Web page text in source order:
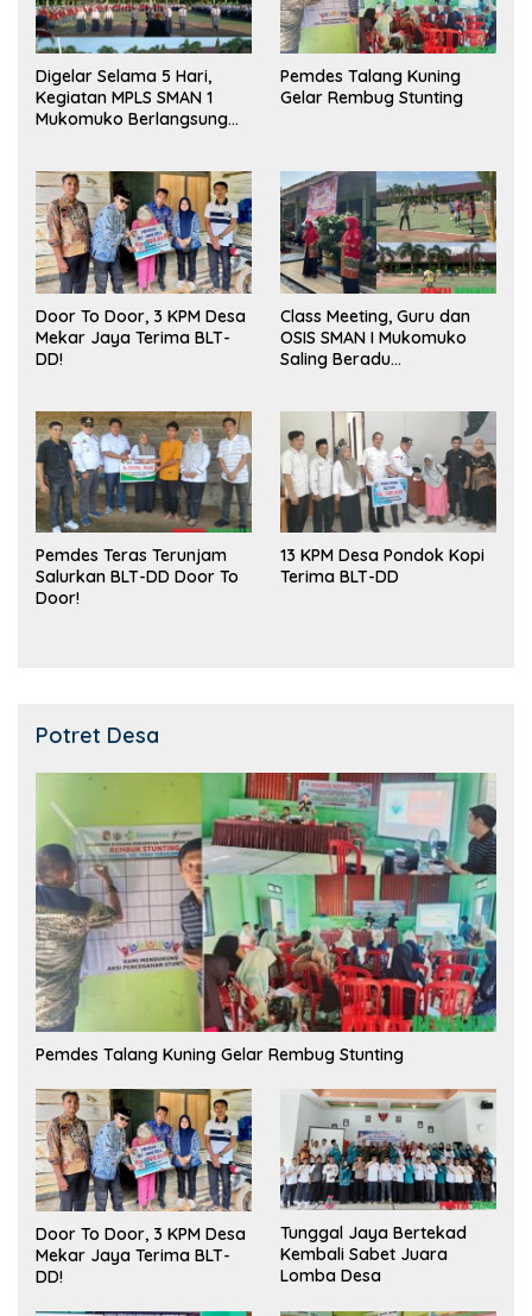
Digelar Selama 5 Hari,
Kegiatan MPLS SMAN 1
Mukomuko Berlangsung
Pemdes Talang Kuning
Gelar Rembug Stunting
Door To Door, 3 KPM Desa
Mekar Jaya Terima BLT-
DD!
Class Meeting, Guru dan
OSIS SMAN I Mukomuko
Saling Beradu
Pemdes Teras Terunjam
Salurkan BLT-DD Door To
Door!
13 KPM Desa Pondok Kopi
Terima BLT-DD
Potret Desa
Pemdes Talang Kuning Gelar Rembug Stunting
Door To Door, 3 KPM Desa
Mekar Jaya Terima BLT-
DD!
Tunggal Jaya Bertekad
Kembali Sabet Juara
Lomba Desa